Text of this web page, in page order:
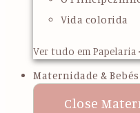
Vida colorida
Ver tudo em Papelaria
Maternidade & Bebés
Close